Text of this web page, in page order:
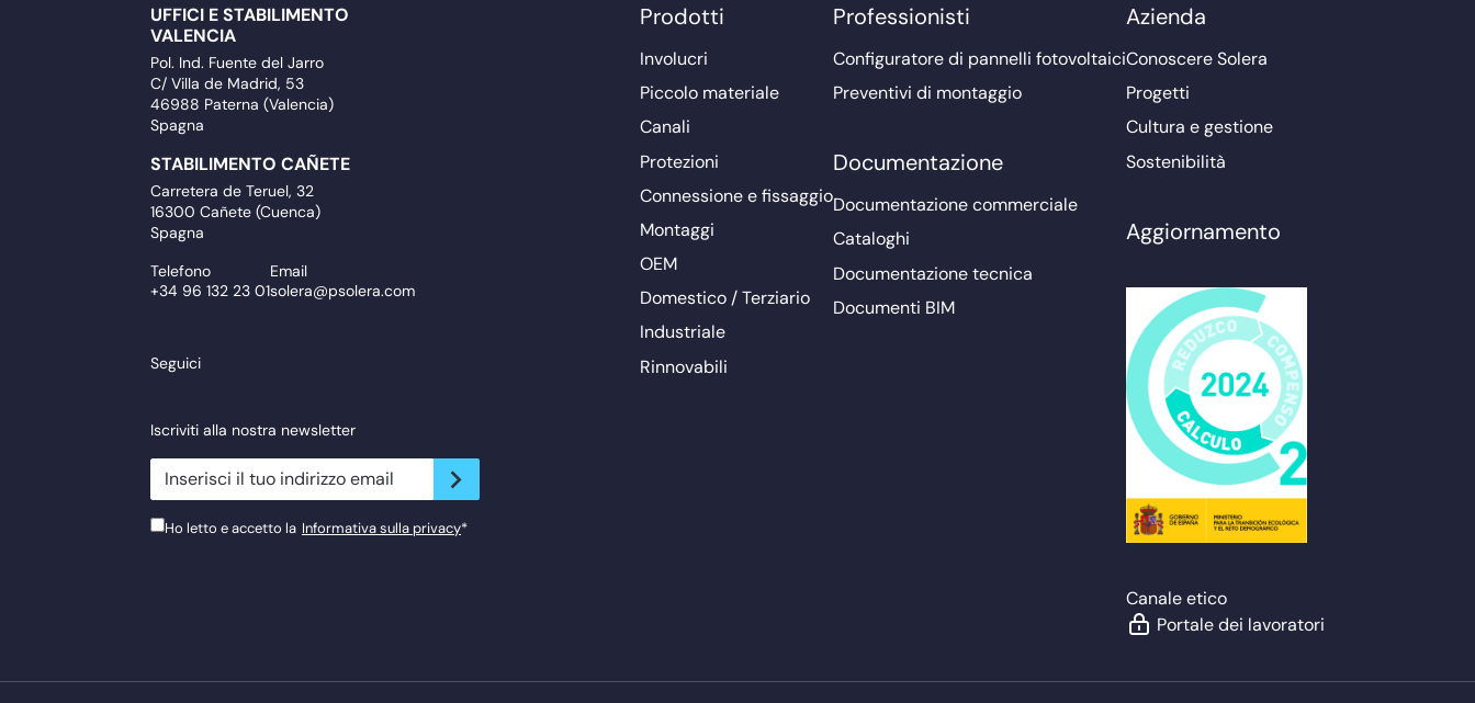
UFFICI E STABILIMENTO
VALENCIA
Pol. Ind. Fuente del Jarro
C/ Villa de Madrid, 53
46988 Paterna (Valencia)
Spagna
STABILIMENTO CAÑETE
Carretera de Teruel, 32
16300 Cañete (Cuenca)
Spagna
Telefono
+34 96 132 23 01
Email
solera@psolera.com
Seguici
Iscriviti alla nostra newsletter
newsletter.suscribe
Ho letto e accetto la Informativa sulla privacy*
Prodotti
Involucri
Piccolo materiale
Canali
Protezioni
Connessione e fissaggio
Montaggi
OEM
Domestico / Terziario
Industriale
Rinnovabili
Professionisti
Configuratore di pannelli fotovoltaici
Preventivi di montaggio
Documentazione
Documentazione commerciale
Cataloghi
Documentazione tecnica
Documenti BIM
Azienda
Conoscere Solera
Progetti
Cultura e gestione
Sostenibilità
Aggiornamento
Canale etico
Portale dei lavoratori